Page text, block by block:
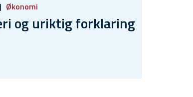
Økonomi
og uriktig forklaring